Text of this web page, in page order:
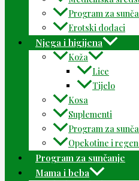
Program za
Erotski dodaci
Njega i higijena
Koža
Lice
Tijelo
Kosa
Suplementi
Program za
Opekotine i
Program za sunčanje
Mama i beba